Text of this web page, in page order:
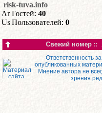
risk-tuva.info
Гостей: 40
Пользователей: 0
Свежий номер ::
Ответственность
опубликованных
Мнение автора не
зрения